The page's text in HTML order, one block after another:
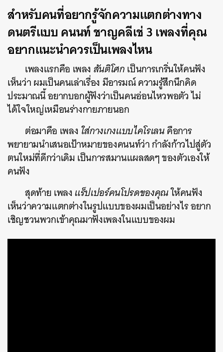
สำหรับคนที่อยากรู้จักความแตกต่างทาง
ดนตรีแบบ คนนท์ ชาญคลีเช่ 3 เพลงที่คุณ
อยากแนะนำควรเป็นเพลงไหน
เพลงแรกคือ เพลงสันติโศกเป็นการเกริ่นให้คนฟัง
เห็นว่า ผมเป็นคนเล่าเรื่อง มีอารมณ์ ความรู้สึกนึกคิด
ประมาณนี้ อยากบอกผู้ฟังว่าเป็นคนอ่อนไหวพอตัว ไม่
ได้ใจใหญ่เหมือนร่างกายภายนอก
ต่อมาคือ เพลงใส่กางเกงแบบไคโรเลนคือการ
พยายามนำเสนอเป้าหมายของคนนท์ว่า กำลังก้าวไปสู่ตัว
ตนใหม่ที่ดีกว่าเดิม เป็นการสมานแผลสดๆ ของตัวเองให้
คนฟัง
สุดท้าย เพลงแร็ปเปอร์คนโปรดของคุณให้คนฟัง
เห็นว่าความแตกต่างในรูปแบบของผมเป็นอย่างไร อยาก
เชิญชวนพวกเข้าคุณมาฟังเพลงในแบบของผม